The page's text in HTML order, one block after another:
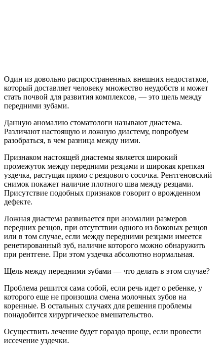
Один из довольно распространенных внешних недостатков,
который доставляет человеку множество неудобств и может
стать почвой для развития комплексов, — это щель между
передними зубами.
Данную аномалию стоматологи называют диастема.
Различают настоящую и ложную диастему, попробуем
разобраться, в чем разница между ними.
Признаком настоящей диастемы является широкий
промежуток между передними резцами и широкая крепкая
уздечка, растущая прямо с резцового сосочка. Рентгеновский
снимок покажет наличие плотного шва между резцами.
Присутствие подобных признаков говорит о врожденном
дефекте.
Ложная диастема развивается при аномалии размеров
передних резцов, при отсутствии одного из боковых резцов
или в том случае, если между передними резцами имеется
ренетированный зуб, наличие которого можно обнаружить
при рентгене. При этом уздечка абсолютно нормальная.
Щель между передними зубами — что делать в этом случае?
Проблема решится сама собой, если речь идет о ребенке, у
которого еще не произошла смена молочных зубов на
коренные. В остальных случаях для решения проблемы
понадобится хирургическое вмешательство.
Осуществить лечение будет гораздо проще, если провести
иссечение уздечки.